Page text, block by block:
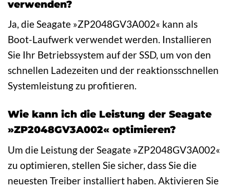
verwenden?
Ja, die Seagate »ZP2048GV3A002« kann als
Boot-Laufwerk verwendet werden. Installieren
Sie Ihr Betriebssystem auf der SSD, um von den
schnellen Ladezeiten und der reaktionsschnellen
Systemleistung zu profitieren.
Wie kann ich die Leistung der Seagate
»ZP2048GV3A002« optimieren?
Um die Leistung der Seagate »ZP2048GV3A002«
zu optimieren, stellen Sie sicher, dass Sie die
neuesten Treiber installiert haben. Aktivieren Sie